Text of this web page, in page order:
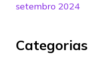
setembro 2024
Categorias